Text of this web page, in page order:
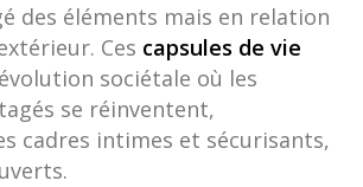
des éléments mais en relation
Ces capsules de vie
sociétale où les
se réinventent,
cadres intimes et sécurisants,